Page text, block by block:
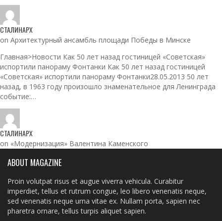
СТАЛИНАРХ
on Архитектурный ансамбль площади Победы в Минске
Главная>Новости Как 50 лет назад гостиницей «Советская»
испортили панораму Фонтанки Как 50 лет назад гостиницей
«Советская» испортили панораму Фонтанки28.05.2013 50 лет
назад, в 1963 году произошло знаменательное для Ленинграда
событие:…
СТАЛИНАРХ
on «Модернизация» Валентина Каменского
ABOUT MAGAZINE
Proin volutpat risus et augue viverra vehicula. Curabitur
imperdiet, tellus et rutrum congue, leo libero venenatis neque,
sed venenatis neque urna vitae ex. Nullam porta, sapien nec
pharetra ornare, tellus turpis aliquet sapien.